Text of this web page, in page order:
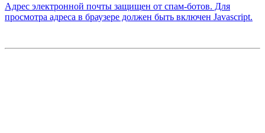
Адрес электронной почты защищен от спам-ботов. Для
просмотра адреса в браузере должен быть включен Javascript.